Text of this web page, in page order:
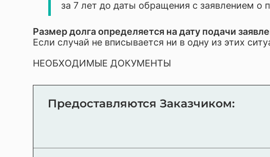
за 7 лет до даты обращения с заявлением о
Размер долга определяется на дату подачи
Если случай не вписывается ни в одну из этих
НЕОБХОДИМЫЕ ДОКУМЕНТЫ
Предоставляются Заказчиком: